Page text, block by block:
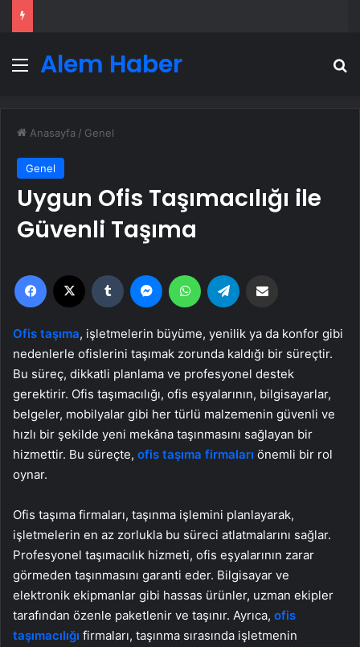
MenüAlem Haber
Anasayfa / Genel
Genel
Uygun Ofis Taşımacılığı ile
Güvenli Taşıma
Facebook Tumblr MessengerWhatsApp
Ofis taşıma, işletmelerin büyüme, yenilik ya da konfor gibi
nedenlerle ofislerini taşımak zorunda kaldığı bir süreçtir.
Bu süreç, dikkatli planlama ve profesyonel destek
gerektirir. Ofis taşımacılığı, ofis eşyalarının, bilgisayarlar,
belgeler, mobilyalar gibi her türlü malzemenin güvenli ve
hızlı bir şekilde yeni mekâna taşınmasını sağlayan bir
hizmettir. Bu süreçte, ofis taşıma firmaları önemli bir rol
oynar.
Ofis taşıma firmaları, taşınma işlemini planlayarak,
işletmelerin en az zorlukla bu süreci atlatmalarını sağlar.
Profesyonel taşımacılık hizmeti, ofis eşyalarının zarar
görmeden taşınmasını garanti eder. Bilgisayar ve
elektronik ekipmanlar gibi hassas ürünler, uzman ekipler
tarafından özenle paketlenir ve taşınır. Ayrıca, ofis
taşımacılığı firmaları, taşınma sırasında işletmenin